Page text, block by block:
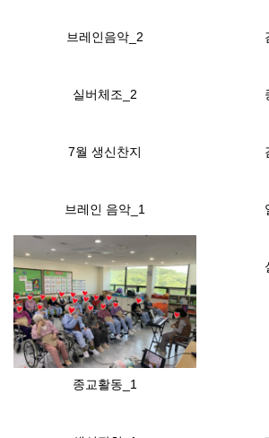
브레인음악_2
실버체조_2
7월 생신찬지
브레인 음악_1
종교활동_1